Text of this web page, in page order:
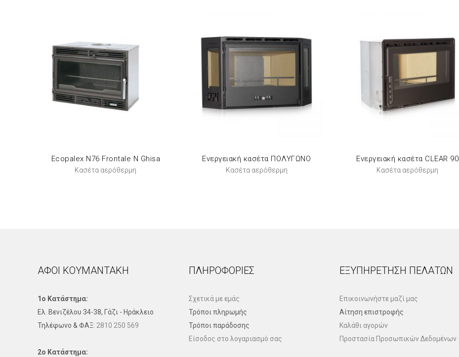
Ecopalex N76 Frontale N Ghisa
Κασέτα αερόθερμη
Ενεργειακή κασέτα ΠΟΛΥΓΩΝΟ
Κασέτα αερόθερμη
Ενεργειακή κασέτα CLEAR 90
Κασέτα αερόθερμη
ΑΦΟΙ ΚΟΥΜΑΝΤΑΚΗ
1ο Κατάστημα:
Ελ. Βενιζέλου 34-38, Γάζι - Ηράκλειο
Τηλέφωνo & ΦΑΞ: 2810 250 569
2ο Κατάστημα:
ΠΛΗΡΟΦΟΡΊΕΣ
Σχετικά με εμάς
Τρόποι πληρωμής
Τρόποι παράδοσης
Είσοδος στο λογαριασμό σας
ΕΞΥΠΗΡΈΤΗΣΗ ΠΕΛΑΤΏΝ
Επικοινωνήστε μαζί μας
Αίτηση επιστροφής
Καλάθι αγορών
Προστασία Προσωπικών Δεδομένων